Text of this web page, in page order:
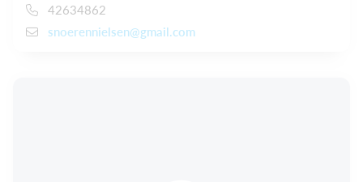
42634862
snoerennielsen@gmail.com